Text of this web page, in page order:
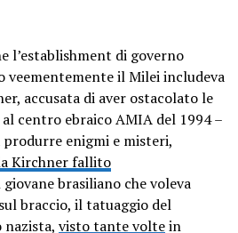
l’establishment di governo
veementemente il Milei includeva
accusata di aver ostacolato le
centro ebraico AMIA del 1994 –
enigmi e misteri,
Kirchner fallito
giovane brasiliano che voleva
braccio, il tatuaggio del
nazista, visto tante voltein